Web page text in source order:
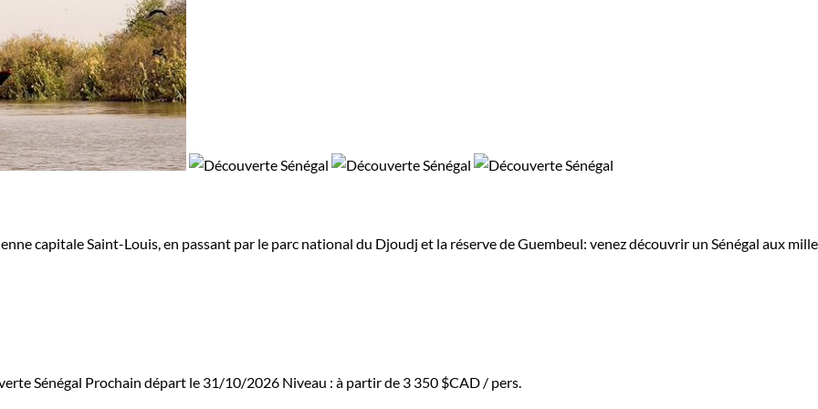
capitale Saint-Louis, en passant par le parc national du Djoudj et la réserve de Guembeul: venez découvrir un Sénégal aux mille
Sénégal Prochain départ le 31/10/2026 Niveau : à partir de 3 350 $CAD / pers.